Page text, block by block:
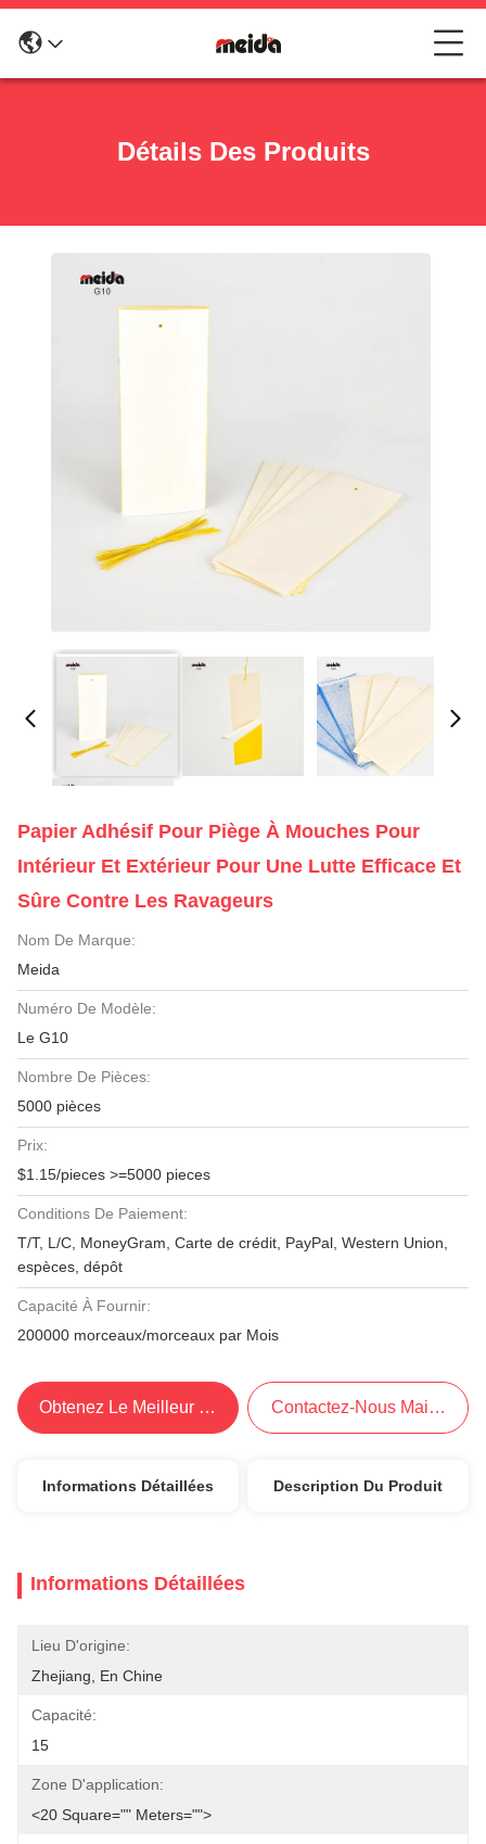
Détails Des Produits
Papier Adhésif Pour Piège À Mouches Pour
Intérieur Et Extérieur Pour Une Lutte Efficace Et
Sûre Contre Les Ravageurs
Nom De Marque:
Meida
Numéro De Modèle:
Le G10
Nombre De Pièces:
5000 pièces
Prix:
$1.15/pieces >=5000 pieces
Conditions De Paiement:
T/T, L/C, MoneyGram, Carte de crédit, PayPal, Western Union,
espèces, dépôt
Capacité À Fournir:
200000 morceaux/morceaux par Mois
Obtenez Le Meilleur Prix Contactez-Nous Maintenant
Informations Détaillées Description Du Produit
Informations Détaillées
Lieu D'origine:
Zhejiang, En Chine
Capacité:
15
Zone D'application:
<20 Square="" Meters="">